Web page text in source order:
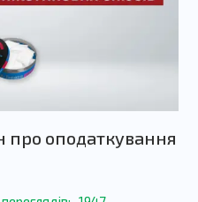
про оподаткування